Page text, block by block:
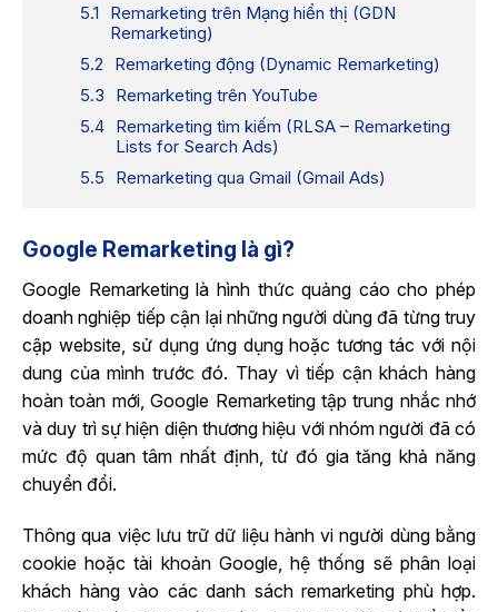
Remarketing trên Mạng hiển thị (GDN
Remarketing)
Remarketing động (Dynamic Remarketing)
Remarketing trên YouTube
Remarketing tìm kiếm (RLSA – Remarketing
Lists for Search Ads)
Remarketing qua Gmail (Gmail Ads)
Google Remarketing là gì?
Google Remarketing là hình thức quảng cáo cho phép
doanh nghiệp tiếp cận lại những người dùng đã từng truy
cập website, sử dụng ứng dụng hoặc tương tác với nội
dung của mình trước đó. Thay vì tiếp cận khách hàng
hoàn toàn mới, Google Remarketing tập trung nhắc nhớ
và duy trì sự hiện diện thương hiệu với nhóm người đã có
mức độ quan tâm nhất định, từ đó gia tăng khả năng
chuyển đổi.
Thông qua việc lưu trữ dữ liệu hành vi người dùng bằng
cookie hoặc tài khoản Google, hệ thống sẽ phân loại
khách hàng vào các danh sách remarketing phù hợp.